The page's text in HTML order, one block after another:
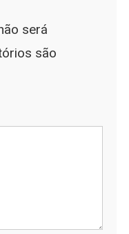
será
são